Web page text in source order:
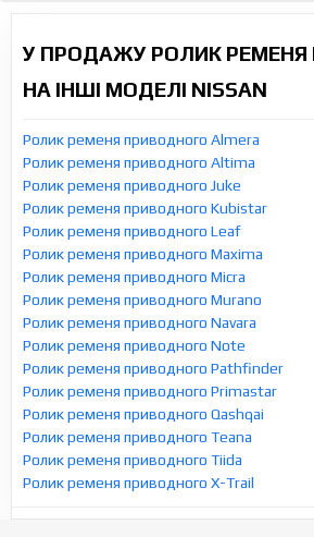
У ПРОДАЖУ РОЛИК РЕМЕНЯ
НА ІНШІ МОДЕЛІ NISSAN
Ролик ременя приводного Almera
Ролик ременя приводного Altima
Ролик ременя приводного Juke
Ролик ременя приводного Kubistar
Ролик ременя приводного Leaf
Ролик ременя приводного Maxima
Ролик ременя приводного Micra
Ролик ременя приводного Murano
Ролик ременя приводного Navara
Ролик ременя приводного Note
Ролик ременя приводного Pathfinder
Ролик ременя приводного Primastar
Ролик ременя приводного Qashqai
Ролик ременя приводного Teana
Ролик ременя приводного Tiida
Ролик ременя приводного X-Trail